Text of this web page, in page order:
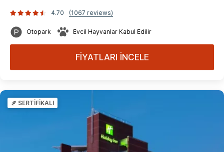
4.70 (1067 reviews)
Otopark Evcil Hayvanlar Kabul Edilir
FİYATLARI İNCELE
SERTİFİKALI